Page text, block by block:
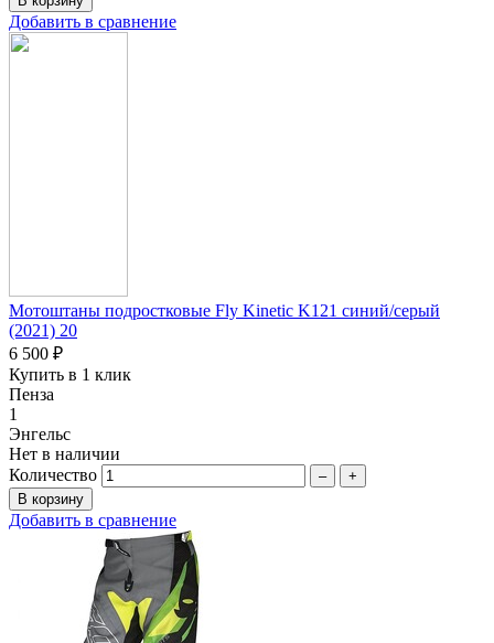
Добавить в сравнение
Мотоштаны подростковые Fly Kinetic K121 синий/серый
(2021) 20
6 500 ₽
Купить в 1 клик
Пенза
1
Энгельс
Нет в наличии
Количество
– +
Добавить в сравнение